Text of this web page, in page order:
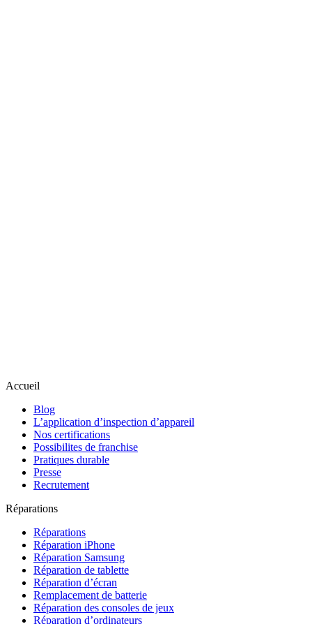
Accueil
Blog
L’application d’inspection d’appareil
Nos certifications
Possibilites de franchise
Pratiques durable
Presse
Recrutement
Réparations
Réparations
Réparation iPhone
Réparation Samsung
Réparation de tablette
Réparation d’écran
Remplacement de batterie
Réparation des consoles de jeux
Réparation d’ordinateurs